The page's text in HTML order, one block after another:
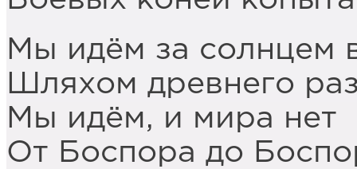
Мы идём за солнцем
Шляхом древнего
Мы идём, и мира нет
От Боспора до